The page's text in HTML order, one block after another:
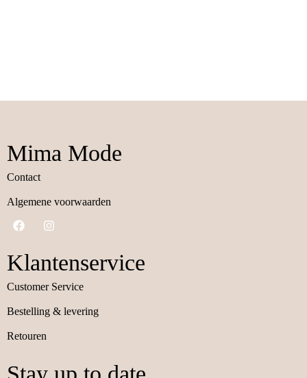
Mima Mode
Contact
Algemene voorwaarden
Klantenservice
Customer Service
Bestelling & levering
Retouren